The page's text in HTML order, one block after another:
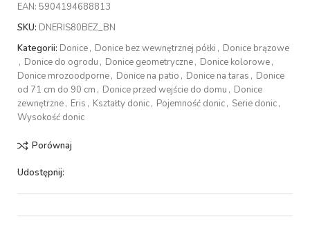
EAN: 5904194688813
SKU: DNERIS80BEZ_BN
Kategorii: Donice, Donice bez wewnętrznej półki , Donice brązowe
, Donice do ogrodu , Donice geometryczne, Donice kolorowe,
Donice mrozoodporne, Donice na patio , Donice na taras , Donice
od 71 cm do 90 cm , Donice przed wejście do domu , Donice
zewnętrzne, Eris , Kształty donic, Pojemność donic, Serie donic,
Wysokość donic
Porównaj
Udostępnij: